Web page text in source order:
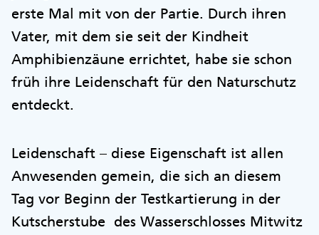
erste Mal mit von der Partie. Durch ihren
Vater, mit dem sie seit der Kindheit
Amphibienzäune errichtet, habe sie schon
früh ihre Leidenschaft für den Naturschutz
entdeckt.
Leidenschaft – diese Eigenschaft ist allen
Anwesenden gemein, die sich an diesem
Tag vor Beginn der Testkartierung in der
Kutscherstube des Wasserschlosses Mitwitz